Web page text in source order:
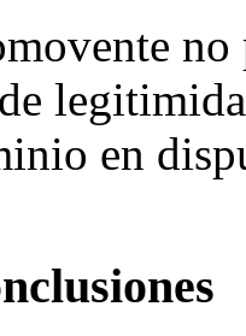
no
en